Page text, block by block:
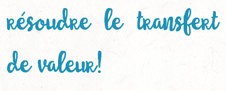
résoudre le transfert
de valeur!